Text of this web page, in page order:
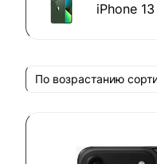
iPhone 13
По возрастанию